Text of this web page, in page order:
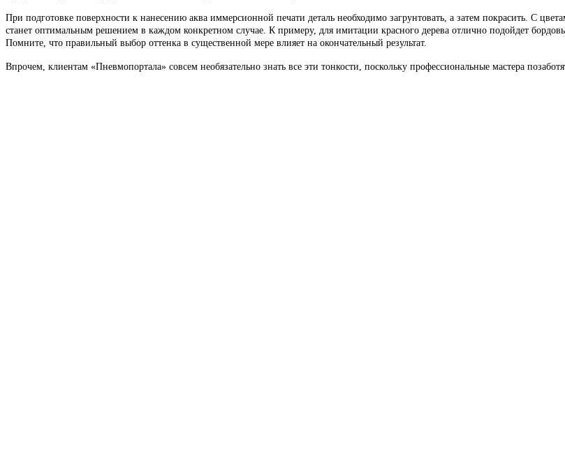
При подготовке поверхности к нанесению аква иммерсионной печати деталь необходимо загрунтовать, а затем покрасить. С
станет оптимальным решением в каждом конкретном случае. К примеру, для имитации красного дерева отлично подойдет
Помните, что правильный выбор оттенка в существенной мере влияет на окончательный результат.
Впрочем, клиентам «Пневмопортала» совсем необязательно знать все эти тонкости, поскольку профессиональные мастера